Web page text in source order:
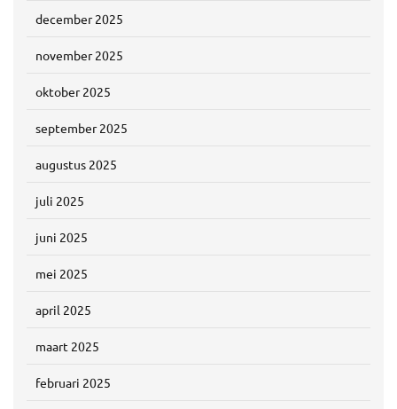
december 2025
november 2025
oktober 2025
september 2025
augustus 2025
juli 2025
juni 2025
mei 2025
april 2025
maart 2025
februari 2025